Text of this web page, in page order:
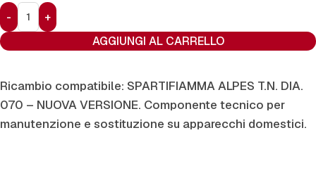
AGGIUNGI AL CARRELLO
Ricambio compatibile: SPARTIFIAMMA ALPES T.N. DIA.
070 – NUOVA VERSIONE. Componente tecnico per
manutenzione e sostituzione su apparecchi domestici.